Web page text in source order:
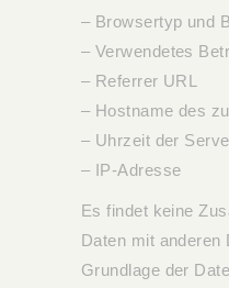
– Browsertyp und
– Verwendetes
– Referrer URL
– Hostname des
– Uhrzeit der
– IP-Adresse
Es findet keine
Daten mit anderen
Grundlage der